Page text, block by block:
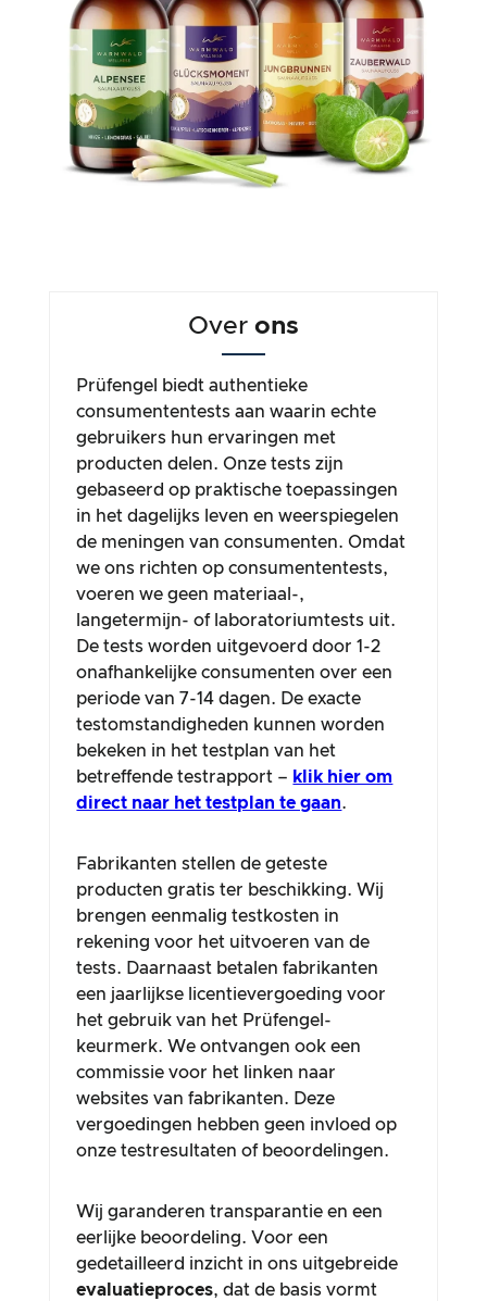
Over ons
Prüfengel biedt authentieke
consumententests aan waarin echte
gebruikers hun ervaringen met
producten delen. Onze tests zijn
gebaseerd op praktische toepassingen
in het dagelijks leven en weerspiegelen
de meningen van consumenten. Omdat
we ons richten op consumententests,
voeren we geen materiaal-,
langetermijn- of laboratoriumtests uit.
De tests worden uitgevoerd door 1-2
onafhankelijke consumenten over een
periode van 7-14 dagen. De exacte
testomstandigheden kunnen worden
bekeken in het testplan van het
betreffende testrapport – klik hier om
direct naar het testplan te gaan.
Fabrikanten stellen de geteste
producten gratis ter beschikking. Wij
brengen eenmalig testkosten in
rekening voor het uitvoeren van de
tests. Daarnaast betalen fabrikanten
een jaarlijkse licentievergoeding voor
het gebruik van het Prüfengel-
keurmerk. We ontvangen ook een
commissie voor het linken naar
websites van fabrikanten. Deze
vergoedingen hebben geen invloed op
onze testresultaten of beoordelingen.
Wij garanderen transparantie en een
eerlijke beoordeling. Voor een
gedetailleerd inzicht in ons uitgebreide
evaluatieproces, dat de basis vormt